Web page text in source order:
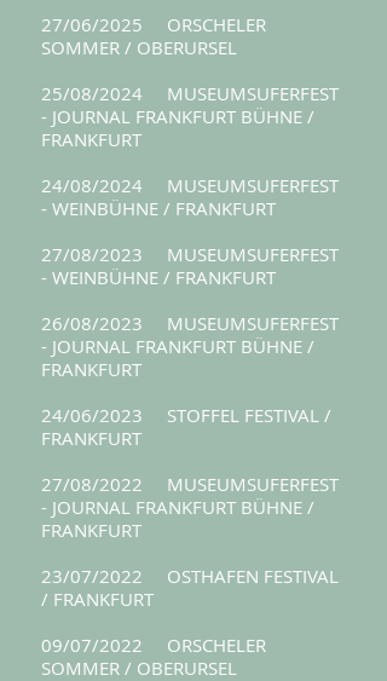
27/06/2025 ORSCHELER
SOMMER / OBERURSEL
25/08/2024 MUSEUMSUFERFEST
- JOURNAL FRANKFURT BÜHNE /
FRANKFURT
24/08/2024 MUSEUMSUFERFEST
- WEINBÜHNE / FRANKFURT
27/08/2023 MUSEUMSUFERFEST
- WEINBÜHNE / FRANKFURT
26/08/2023 MUSEUMSUFERFEST
- JOURNAL FRANKFURT BÜHNE /
FRANKFURT
24/06/2023 STOFFEL FESTIVAL /
FRANKFURT
27/08/2022 MUSEUMSUFERFEST
- JOURNAL FRANKFURT BÜHNE /
FRANKFURT
23/07/2022 OSTHAFEN FESTIVAL
/ FRANKFURT
09/07/2022 ORSCHELER
SOMMER / OBERURSEL